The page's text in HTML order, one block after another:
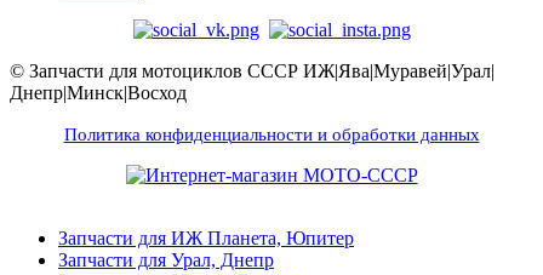
© Запчасти для мотоциклов СССР ИЖ|Ява|Муравей|Урал|
Днепр|Минск|Восход
Политика конфиденциальности и обработки данных
Запчасти для ИЖ Планета, Юпитер
Запчасти для Урал, Днепр